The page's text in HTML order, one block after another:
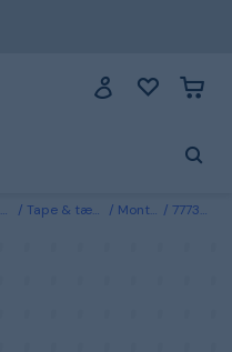
Tape & tætningslister Monteringstape 77735 Tesa Krog 2x1 kg